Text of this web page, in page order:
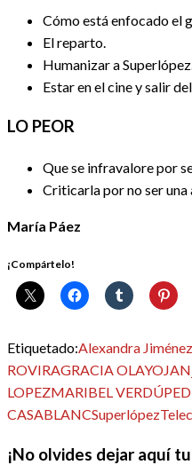
Cómo está enfocado el
El reparto.
Humanizar a Superlópez.
Estar en el cine y salir
LO PEOR
Que se infravalore por
Criticarla por no ser
María Páez
¡Compártelo!
Etiquetado:Alexandra Jiménez
ROVIRAGRACIA OLAYOJAN
LOPEZMARIBEL VERDÚ
CASABLANCSuperlópez
¡No olvides dejar aquí